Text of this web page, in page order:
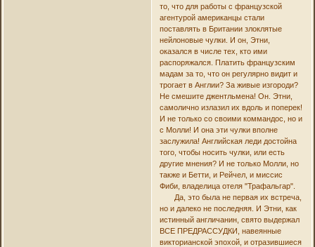
то, что для работы с французской
агентурой американцы стали
поставлять в Британии злоклятые
нейлоновые чулки. И он, Этни,
оказался в числе тех, кто ими
распоряжался. Платить французским
мадам за то, что он регулярно видит и
трогает в Англии? За живые изгороди?
Не смешите джентльмена! Он. Этни,
самолично излазил их вдоль и поперек!
И не только со своими коммандос, но и
с Молли! И она эти чулки вполне
заслужила! Английская леди достойна
того, чтобы носить чулки, или есть
другие мнения? И не только Молли, но
также и Бетти, и Рейчел, и миссис
Фиби, владелица отеля "Трафальгар".
Да, это была не первая их встреча,
но и далеко не последняя. И Этни, как
истинный англичанин, свято выдержал
ВСЕ ПРЕДРАССУДКИ, навеянные
викторианской эпохой, и отразившиеся